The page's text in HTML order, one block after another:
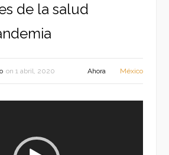
de la salud
on 1 abril, 2020 Ahora México